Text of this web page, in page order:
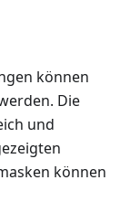
können
Die
und
können